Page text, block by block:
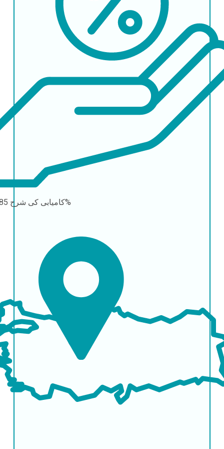
کامیابی کی شرح85-95%